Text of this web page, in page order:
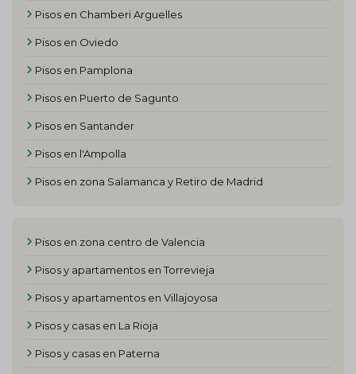
Pisos en Chamberi Arguelles
Pisos en Oviedo
Pisos en Pamplona
Pisos en Puerto de Sagunto
Pisos en Santander
Pisos en l'Ampolla
Pisos en zona Salamanca y Retiro de Madrid
Pisos en zona centro de Valencia
Pisos y apartamentos en Torrevieja
Pisos y apartamentos en Villajoyosa
Pisos y casas en La Rioja
Pisos y casas en Paterna